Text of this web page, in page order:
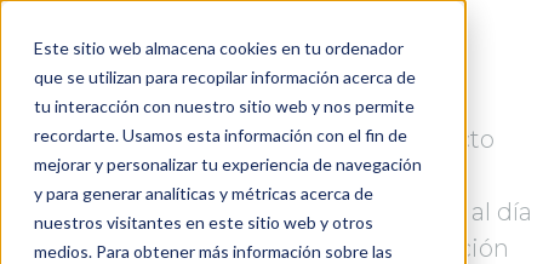
Este sitio web almacena cookies en tu ordenador
que se utilizan para recopilar información acerca de
tu interacción con nuestro sitio web y nos permite
recordarte. Usamos esta información con el fin de
mejorar y personalizar tu experiencia de navegación
y para generar analíticas y métricas acerca de
nuestros visitantes en este sitio web y otros
medios. Para obtener más información sobre las
En breve nos pondremos en contacto
contigo.
Mientras visita nuestro blog para estar al día
de todas las tendencias en gamificación